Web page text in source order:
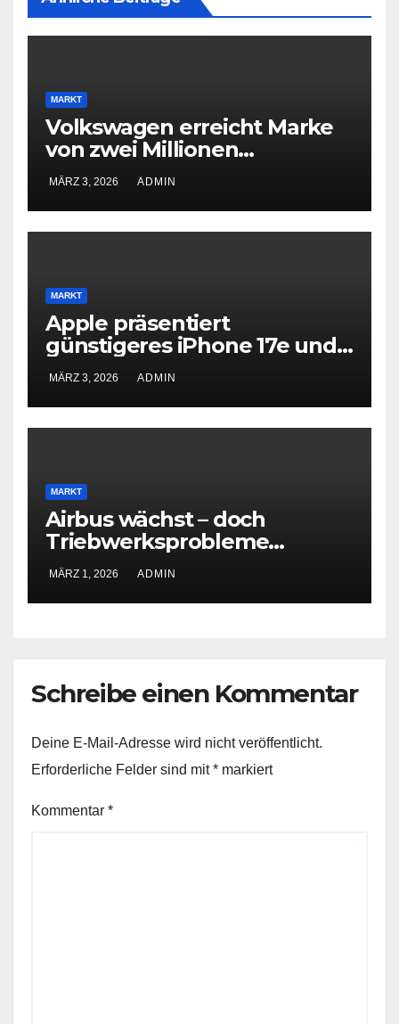
MARKT
Volkswagen erreicht Marke
von zwei Millionen
Elektroautos
MÄRZ 3, 2026 ADMIN
MARKT
Apple präsentiert
günstigeres iPhone 17e und
neues iPad Air mit M4-Chip
MÄRZ 3, 2026 ADMIN
MARKT
Airbus wächst – doch
Triebwerksprobleme
bremsen Produktion
MÄRZ 1, 2026 ADMIN
Schreibe einen Kommentar
Deine E-Mail-Adresse wird nicht veröffentlicht.
Erforderliche Felder sind mit* markiert
Kommentar *